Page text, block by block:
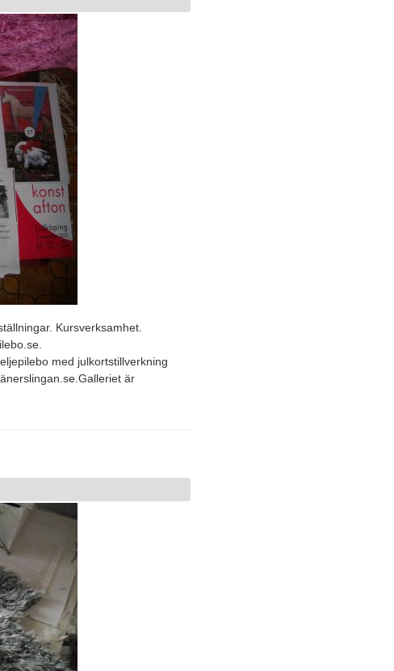
Kursverksamhet.
med julkortstillverkning
är